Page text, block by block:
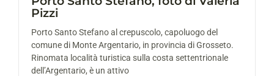
Pizzi
Porto Santo Stefano al crepuscolo, capoluogo del
comune di Monte Argentario, in provincia di Grosseto.
Rinomata località turistica sulla costa settentrionale
dell’Argentario, è un attivo